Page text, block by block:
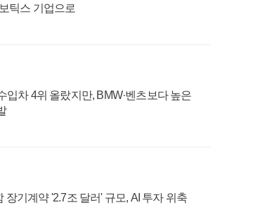
틱스 기업으로
입차 4위 올랐지만, BMW·벤츠보다 높은
기계약 '2.7조 달러' 규모, AI 투자 위축